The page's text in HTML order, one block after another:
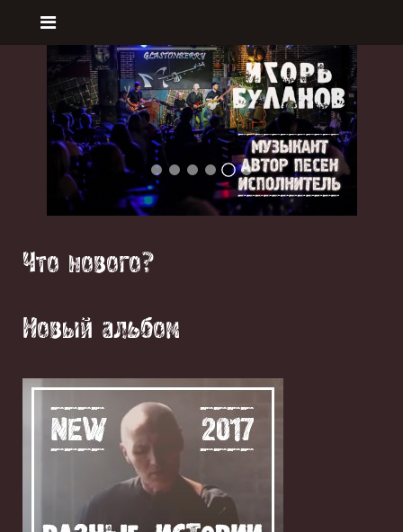
Slide Book
S7 S5 S6 S3S2
Что нового?
Новый альбом